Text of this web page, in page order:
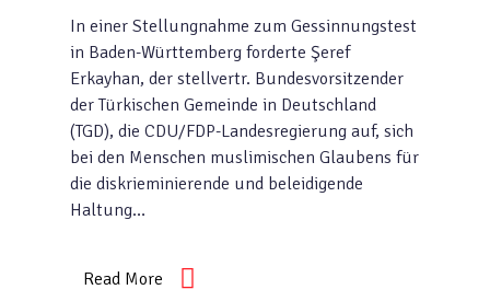
In einer Stellungnahme zum Gessinnungstest
in Baden-Württemberg forderte Şeref
Erkayhan, der stellvertr. Bundesvorsitzender
der Türkischen Gemeinde in Deutschland
(TGD), die CDU/FDP-Landesregierung auf, sich
bei den Menschen muslimischen Glaubens für
die diskrieminierende und beleidigende
Haltung…
Read More